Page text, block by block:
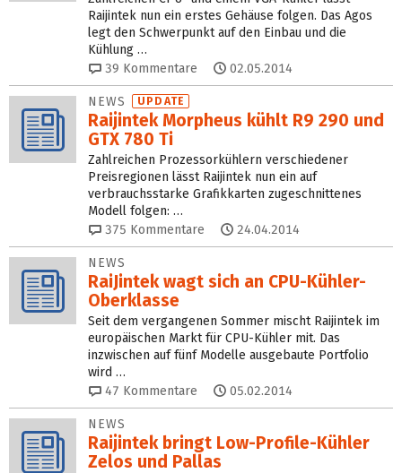
Raijintek nun ein erstes Gehäuse folgen. Das Agos
legt den Schwerpunkt auf den Einbau und die
Kühlung …
39 Kommentare 02.05.2014
NEWS UPDATE
Raijintek Morpheus kühlt R9 290 und
GTX 780 Ti
Zahlreichen Prozessorkühlern verschiedener
Preisregionen lässt Raijintek nun ein auf
verbrauchsstarke Grafikkarten zugeschnittenes
Modell folgen: …
375 Kommentare 24.04.2014
NEWS
RaiJintek wagt sich an CPU-Kühler-
Oberklasse
Seit dem vergangenen Sommer mischt Raijintek im
europäischen Markt für CPU-Kühler mit. Das
inzwischen auf fünf Modelle ausgebaute Portfolio
wird …
47 Kommentare 05.02.2014
NEWS
Raijintek bringt Low-Profile-Kühler
Zelos und Pallas